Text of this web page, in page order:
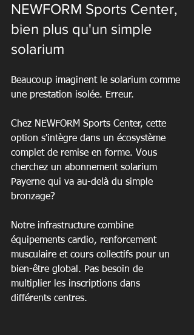
NEWFORM Sports Center,
bien plus qu'un simple
solarium
Beaucoup imaginent le solarium comme
une prestation isolée. Erreur.
Chez NEWFORM Sports Center, cette
option s'intègre dans un écosystème
complet de remise en forme. Vous
cherchez un abonnement solarium
Payerne qui va au-delà du simple
bronzage?
Notre infrastructure combine
équipements cardio, renforcement
musculaire et cours collectifs pour un
bien-être global. Pas besoin de
multiplier les inscriptions dans
différents centres.